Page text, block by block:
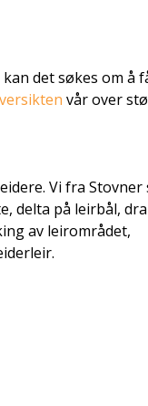
det søkes om å
vår over
Vi fra Stovner
delta på leirbål,
av leirområdet,